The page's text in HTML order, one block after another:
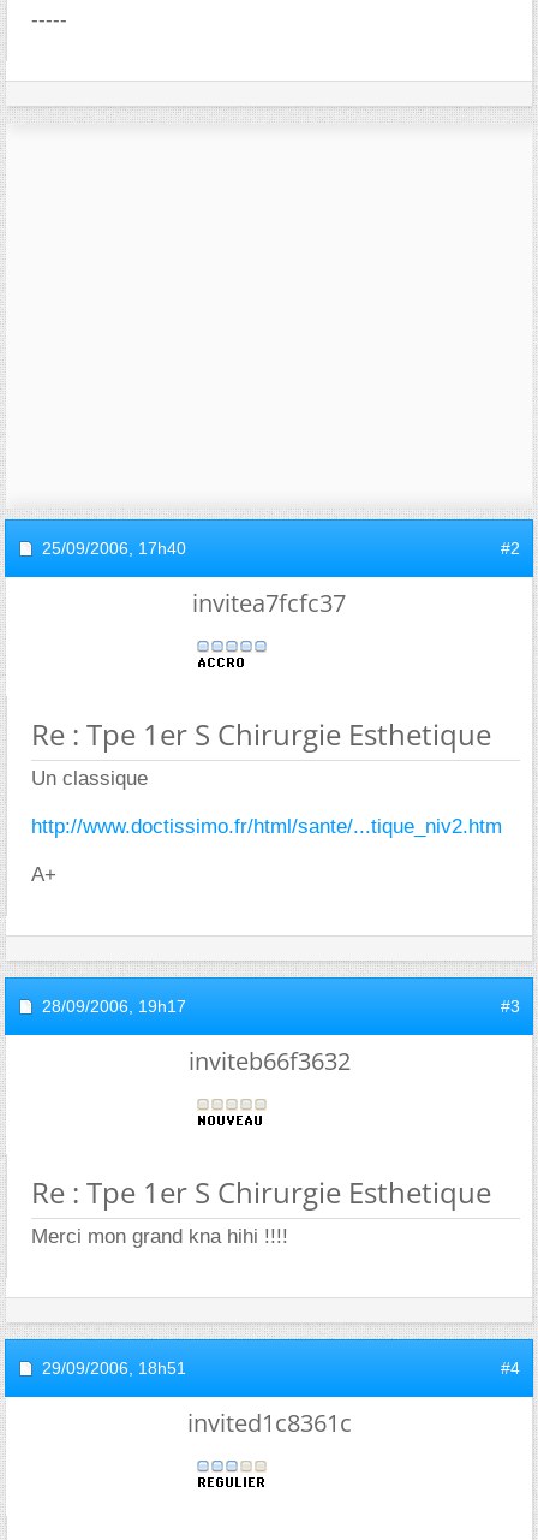
-----
25/09/2006, 17h40 #2
invitea7fcfc37
Re : Tpe 1er S Chirurgie Esthetique
Un classique
http://www.doctissimo.fr/html/sante/...tique_niv2.htm
A+
28/09/2006, 19h17 #3
inviteb66f3632
Re : Tpe 1er S Chirurgie Esthetique
Merci mon grand kna hihi !!!!
29/09/2006, 18h51 #4
invited1c8361c